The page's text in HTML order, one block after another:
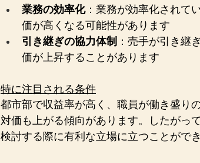
業務の効率化：業務が効率化されて
価が高くなる可能性があります
引き継ぎの協力体制 ：売手が引き継
価が上昇することがあります
特に注目される条件
都市部で収益率が高く、職員が働き盛り
対価も上がる傾向があります。したがっ
検討する際に有利な立場に立つことができ